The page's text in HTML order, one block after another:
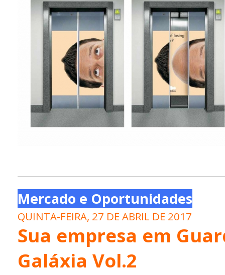
Mercado e Oportunidades
QUINTA-FEIRA, 27 DE ABRIL DE 2017
Sua empresa em
Galáxia Vol.2